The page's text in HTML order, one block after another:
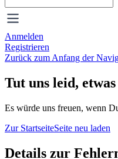
Anmelden
Registrieren
Zurück zum Anfang der
Tut uns leid,
Es würde uns freuen, wenn
Zur StartseiteSeite neu laden
Details zur